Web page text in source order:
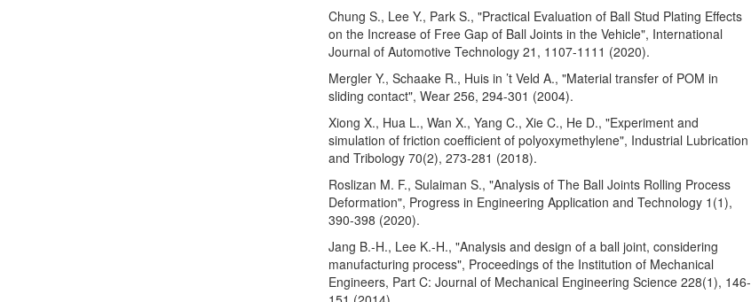
Chung S., Lee Y., Park S., "Practical Evaluation of Ball Stud Plating Effects
on the Increase of Free Gap of Ball Joints in the Vehicle", International
Journal of Automotive Technology 21, 1107-1111 (2020).
Mergler Y., Schaake R., Huis in ’t Veld A., "Material transfer of POM in
sliding contact", Wear 256, 294-301 (2004).
Xiong X., Hua L., Wan X., Yang C., Xie C., He D., "Experiment and
simulation of friction coefficient of polyoxymethylene", Industrial Lubrication
and Tribology 70(2), 273-281 (2018).
Roslizan M. F., Sulaiman S., "Analysis of The Ball Joints Rolling Process
Deformation", Progress in Engineering Application and Technology 1(1),
390-398 (2020).
Jang B.-H., Lee K.-H., "Analysis and design of a ball joint, considering
manufacturing process", Proceedings of the Institution of Mechanical
Engineers, Part C: Journal of Mechanical Engineering Science 228(1), 146-